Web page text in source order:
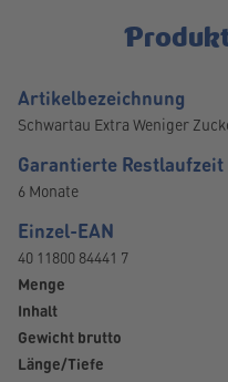
Artikelbezeichnung
Schwartau Extra Weniger
Garantierte Restlaufzeit
6 Monate
Einzel-EAN
40 11800 84441 7
Menge
Inhalt
Gewicht brutto
Länge/Tiefe